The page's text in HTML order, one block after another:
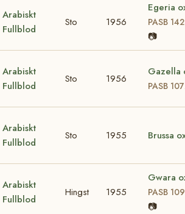
Arabiskt
Fullblod
Sto 1956
Egeria
PASB
📷
Arabiskt
Fullblod
Sto 1956
Gazella
PASB
Arabiskt
Fullblod
Sto 1955 Brussa
Arabiskt
Fullblod
Hingst 1955
Gwara
PASB
📷